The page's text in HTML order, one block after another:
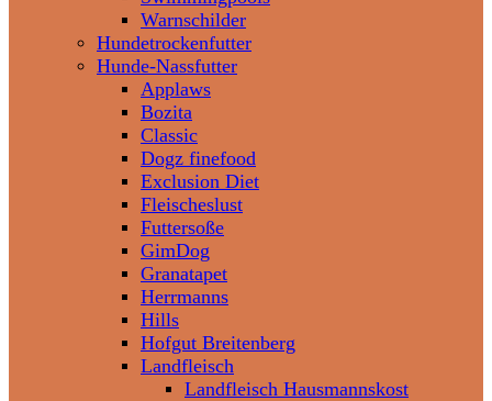
Warnschilder
Hundetrockenfutter
Hunde-Nassfutter
Applaws
Bozita
Classic
Dogz finefood
Exclusion Diet
Fleischeslust
Futtersoße
GimDog
Granatapet
Herrmanns
Hills
Hofgut Breitenberg
Landfleisch
Landfleisch Hausmannskost